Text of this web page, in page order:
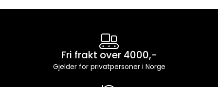
Fri frakt over 4000,-
Gjelder for privatpersoner i Norge